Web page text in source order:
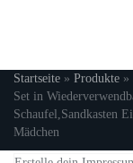
Startseite » Produkte »
Set in
Schaufel,Sandkasten
Mädchen